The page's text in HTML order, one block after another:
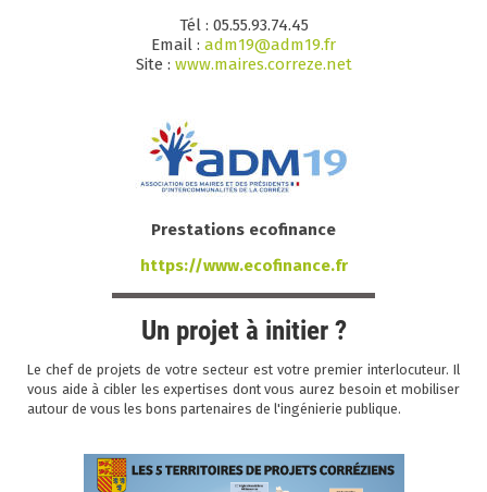
Tél : 05.55.93.74.45
Email : adm19@adm19.fr
Site : www.maires.correze.net
Prestations ecofinance
https://www.ecofinance.fr
Un projet à initier ?
Le chef de projets de votre secteur est votre premier interlocuteur. Il
vous aide à cibler les expertises dont vous aurez besoin et mobiliser
autour de vous les bons partenaires de l'ingénierie publique.